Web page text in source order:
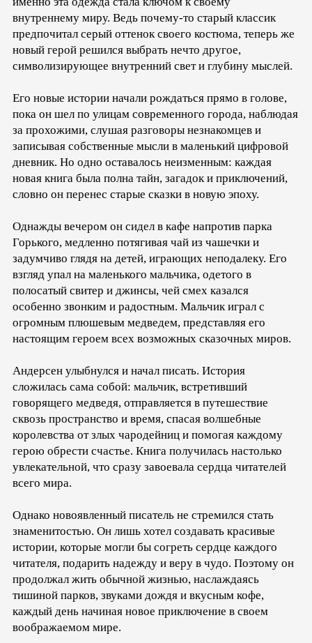
внутреннему миру. Ведь почему-то старый классик
предпочитал серый оттенок своего костюма, теперь же
новый герой решился выбрать нечто другое,
символизирующее внутренний свет и глубину мыслей.
Его новые истории начали рождаться прямо в голове,
пока он шел по улицам современного города, наблюдая
за прохожими, слушая разговоры незнакомцев и
записывая собственные мысли в маленький цифровой
дневник. Но одно оставалось неизменным: каждая
новая книга была полна тайн, загадок и приключений,
словно он перенес старые сказки в новую эпоху.
Однажды вечером он сидел в кафе напротив парка
Горького, медленно потягивая чай из чашечки и
задумчиво глядя на детей, играющих неподалеку. Его
взгляд упал на маленького мальчика, одетого в
полосатый свитер и джинсы, чей смех казался
особенно звонким и радостным. Мальчик играл с
огромным плюшевым медведем, представляя его
настоящим героем всех возможных сказочных миров.
Андерсен улыбнулся и начал писать. История
сложилась сама собой: мальчик, встретивший
говорящего медведя, отправляется в путешествие
сквозь пространство и время, спасая волшебные
королевства от злых чародейниц и помогая каждому
герою обрести счастье. Книга получилась настолько
увлекательной, что сразу завоевала сердца читателей
всего мира.
Однако новоявленный писатель не стремился стать
знаменитостью. Он лишь хотел создавать красивые
истории, которые могли бы согреть сердце каждого
читателя, подарить надежду и веру в чудо. Поэтому он
продолжал жить обычной жизнью, наслаждаясь
тишиной парков, звуками дождя и вкусным кофе,
каждый день начиная новое приключение в своем
воображаемом мире.